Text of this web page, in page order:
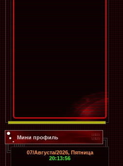
Мини профиль
07/Августа/2026, Пятница
20:13:56